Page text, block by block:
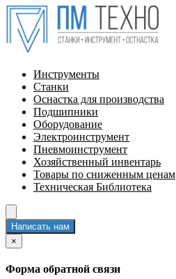
Инструменты
Станки
Оснастка для производства
Подшипники
Оборудование
Электроинструмент
Пневмоинструмент
Хозяйственный инвентарь
Товары по сниженным ценам
Техническая Библиотека
Написать нам
×
Форма обратной связи